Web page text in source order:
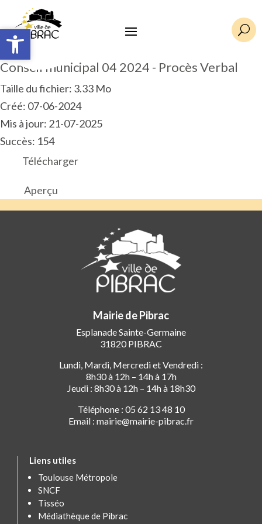
Ouvrir la barre d’outils U
Conseil municipal 04 2024 - Procès Verbal
Taille du fichier: 3.33 Mo
Créé: 07-06-2024
Mis à jour: 21-07-2025
Succès: 154
Télécharger
Aperçu
Mairie de Pibrac
Esplanade Sainte-Germaine
31820 PIBRAC
Lundi, Mardi, Mercredi et Vendredi :
8h30 à 12h – 14h à 17h
Jeudi : 8h30 à 12h – 14h à 18h30
Téléphone : 05 62 13 48 10
Email : mairie@mairie-pibrac.fr
Liens utiles
Toulouse Métropole
SNCF
Tisséo
Médiathèque de Pibrac
Ouvrir la barre d’outils